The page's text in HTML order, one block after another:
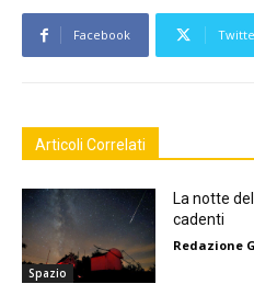
Facebook
Articoli Correlati
Spazio
La notte
cadenti
Redazione